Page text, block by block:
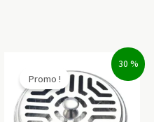
30 %
Promo !